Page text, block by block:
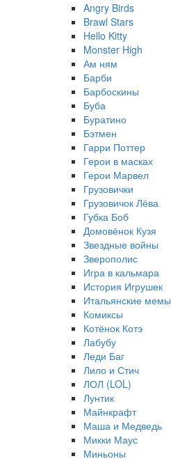
Angry Birds
Brawl Stars
Hello Kitty
Monster High
Ам ням
Барби
Барбоскины
Буба
Буратино
Бэтмен
Гарри Поттер
Герои в масках
Герои Марвел
Грузовички
Грузовичок Лёва
Губка Боб
Домовёнок Кузя
Звездные войны
Зверополис
Игра в кальмара
История Игрушек
Итальянские мемы
Комиксы
Котёнок Котэ
Лабубу
Леди Баг
Лило и Стич
ЛОЛ (LOL)
Лунтик
Майнкрафт
Маша и Медведь
Микки Маус
Миньоны